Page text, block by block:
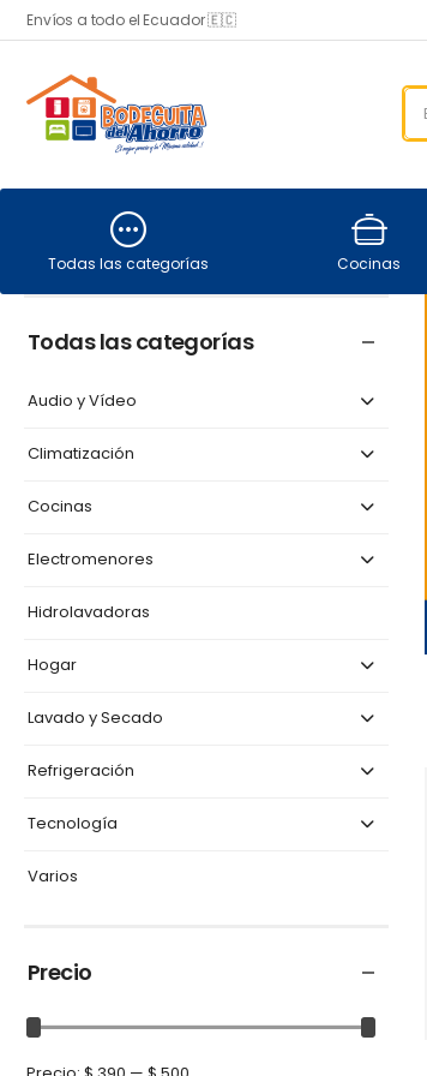
Envíos a todo el Ecuador 🇪🇨
Todas las categorías Cocinas
Todas las categorías
Audio y Vídeo
Climatización
Cocinas
Electromenores
Hidrolavadoras
Hogar
Lavado y Secado
Refrigeración
Tecnología
Varios
Precio